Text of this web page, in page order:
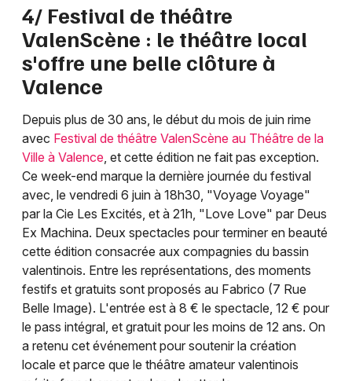
4/ Festival de théâtre
ValenScène : le théâtre local
s'offre une belle clôture à
Valence
Depuis plus de 30 ans, le début du mois de juin rime
avec Festival de théâtre ValenScène au Théâtre de la
Ville à Valence, et cette édition ne fait pas exception.
Ce week-end marque la dernière journée du festival
avec, le vendredi 6 juin à 18h30, "Voyage Voyage"
par la Cie Les Excités, et à 21h, "Love Love" par Deus
Ex Machina. Deux spectacles pour terminer en beauté
cette édition consacrée aux compagnies du bassin
valentinois. Entre les représentations, des moments
festifs et gratuits sont proposés au Fabrico (7 Rue
Belle Image). L'entrée est à 8 € le spectacle, 12 € pour
le pass intégral, et gratuit pour les moins de 12 ans. On
a retenu cet événement pour soutenir la création
locale et parce que le théâtre amateur valentinois